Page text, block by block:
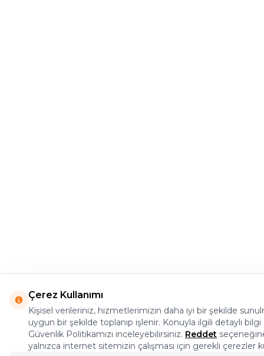
Çerez Kullanımı
Kişisel verileriniz, hizmetlerimizin daha iyi bir şekilde
uygun bir şekilde toplanıp işlenir. Konuyla ilgili detaylı
Güvenlik Politikamızı inceleyebilirsiniz. Reddet
yalnızca internet sitemizin çalışması için gerekli çerezler